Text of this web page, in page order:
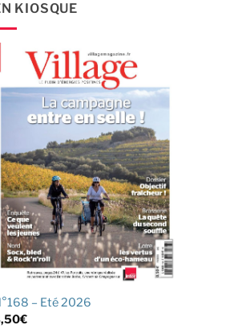
KIOSQUE
– Eté 2026
€